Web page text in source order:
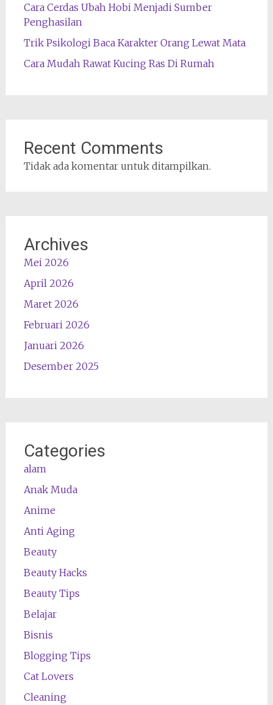
Cara Cerdas Ubah Hobi Menjadi Sumber
Penghasilan
Trik Psikologi Baca Karakter Orang Lewat Mata
Cara Mudah Rawat Kucing Ras Di Rumah
Recent Comments
Tidak ada komentar untuk ditampilkan.
Archives
Mei 2026
April 2026
Maret 2026
Februari 2026
Januari 2026
Desember 2025
Categories
alam
Anak Muda
Anime
Anti Aging
Beauty
Beauty Hacks
Beauty Tips
Belajar
Bisnis
Blogging Tips
Cat Lovers
Cleaning